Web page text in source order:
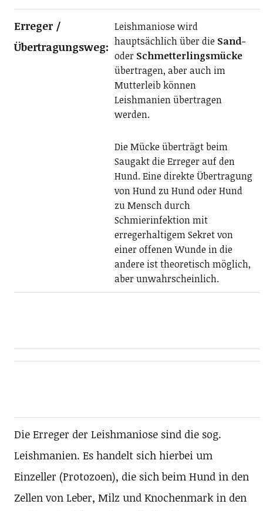
Erreger /
Übertragungsweg:
Leishmaniose wird
hauptsächlich über die Sand-
oderSchmetterlingsmücke
übertragen, aber auch im
Mutterleib können
Leishmanien übertragen
werden.
Die Mücke überträgt beim
Saugakt die Erreger auf den
Hund. Eine direkte Übertragung
von Hund zu Hund oder Hund
zu Mensch durch
Schmierinfektion mit
erregerhaltigem Sekret von
einer offenen Wunde in die
andere ist theoretisch möglich,
aber unwahrscheinlich.
Die Erreger der Leishmaniose sind die sog.
Leishmanien. Es handelt sich hierbei um
Einzeller (Protozoen), die sich beim Hund in den
Zellen von Leber, Milz und Knochenmark in den